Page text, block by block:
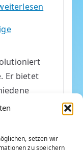
setzen wir
zu speichern
Er bietet
des 3D-